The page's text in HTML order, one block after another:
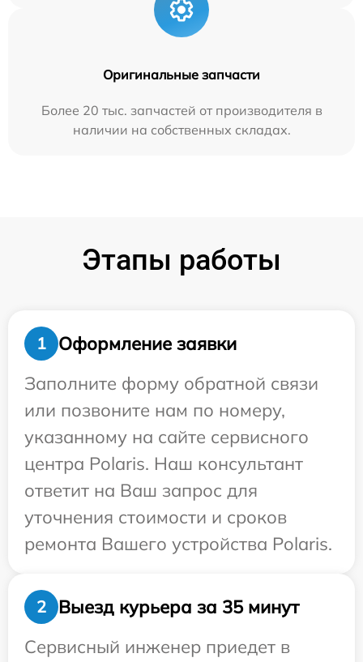
Оригинальные запчасти
Более 20 тыс. запчастей от производителя в
наличии на собственных складах.
Этапы работы
1
Оформление заявки
Заполните форму обратной связи
или позвоните нам по номеру,
указанному на сайте сервисного
центра Polaris. Наш консультант
ответит на Ваш запрос для
уточнения стоимости и сроков
ремонта Вашего устройства Polaris.
2
Выезд курьера за 35 минут
Сервисный инженер приедет в